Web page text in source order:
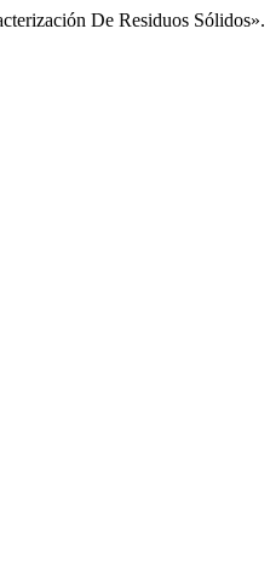
De Residuos Sólidos».